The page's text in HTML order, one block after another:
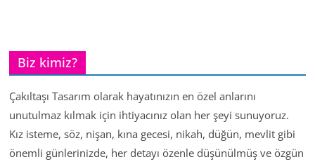
Biz kimiz?
Çakıltaşı Tasarım olarak hayatınızın en özel anlarını
unutulmaz kılmak için ihtiyacınız olan her şeyi sunuyoruz.
Kız isteme, söz, nişan, kına gecesi, nikah, düğün, mevlit gibi
önemli günlerinizde, her detayı özenle düşünülmüş ve özgün